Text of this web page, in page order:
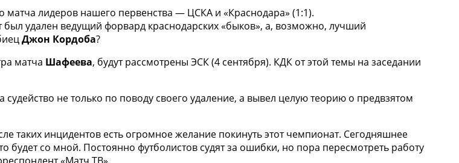
лидеров нашего первенства — ЦСКА и «Краснодара» (1:1).
удален ведущий форвард краснодарских «быков», а, возможно, лучший
Джон Кордоба?
матча Шафеева, будут рассмотрены ЭСК (4 сентября). КДК от этой темы на заседании
не только по поводу своего удаление, а вывел целую теорию о предвзятом
таких инцидентов есть огромное желание покинуть этот чемпионат. Сегодняшнее
со мной. Постоянно футболистов судят за ошибки, но пора пересмотреть работу